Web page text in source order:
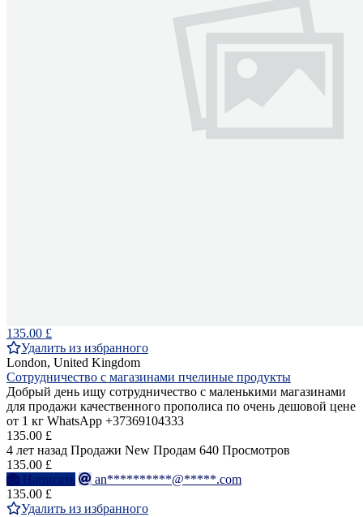
135.00 £
Удалить из избранного
London, United Kingdom
Сотрудничество с магазинами пчелиные продукты
Добрый день ищу сотрудничество с маленькими магазинами
для продажи качественного прополиса по очень дешовой цене
от 1 кг WhatsApp +37369104333
135.00 £
4 лет назад Продажи New Продам 640 Просмотров
135.00 £
Написать
an**********@*****.com
135.00 £
Удалить из избранного